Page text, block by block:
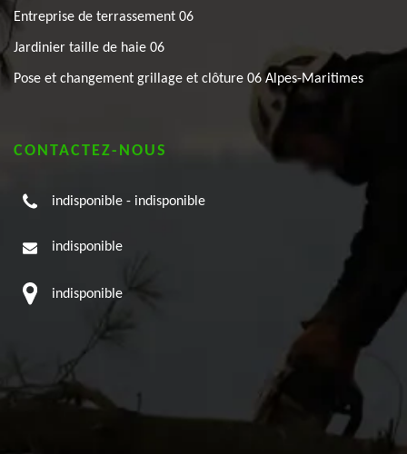
Entreprise de terrassement 06
Jardinier taille de haie 06
Pose et changement grillage et clôture 06 Alpes-Maritimes
CONTACTEZ-NOUS
indisponible - indisponible
indisponible
indisponible